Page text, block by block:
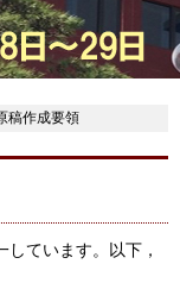
稿作成要領
しています。以下，